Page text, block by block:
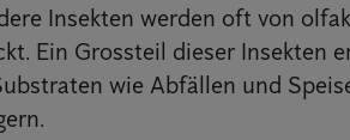
Insekten werden oft von
Ein Grossteil dieser Insekten
wie Abfällen und